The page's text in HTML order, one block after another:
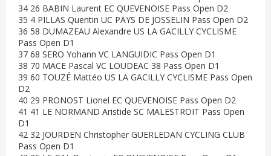
34 26 BABIN Laurent EC QUEVENOISE Pass Open D2
35 4 PILLAS Quentin UC PAYS DE JOSSELIN Pass Open D2
36 58 DUMAZEAU Alexandre US LA GACILLY CYCLISME
Pass Open D1
37 68 SERO Yohann VC LANGUIDIC Pass Open D1
38 70 MACE Pascal VC LOUDEAC 38 Pass Open D1
39 60 TOUZÉ Mattéo US LA GACILLY CYCLISME Pass Open
D2
40 29 PRONOST Lionel EC QUEVENOISE Pass Open D2
41 41 LE NORMAND Aristide SC MALESTROIT Pass Open
D1
42 32 JOURDEN Christopher GUERLEDAN CYCLING CLUB
Pass Open D1